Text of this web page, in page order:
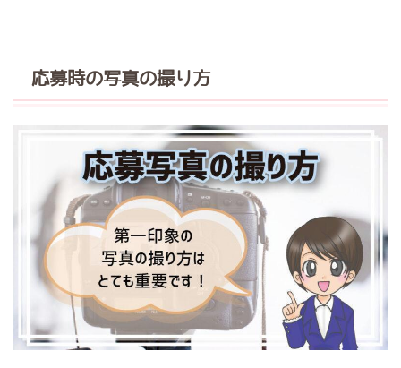
応募時の写真の撮り方